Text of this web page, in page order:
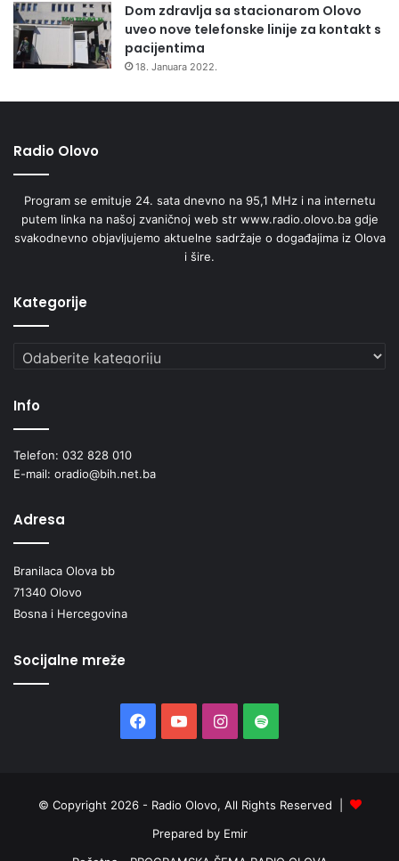
Dom zdravlja sa stacionarom Olovo
uveo nove telefonske linije za kontakt s
pacijentima
18. Januara 2022.
Radio Olovo
Program se emituje 24. sata dnevno na 95,1 MHz i na internetu
putem linka na našoj zvaničnoj web str www.radio.olovo.ba gdje
svakodnevno objavljujemo aktuelne sadržaje o događajima iz Olova
i šire.
Kategorije
Kategorije
Info
Telefon: 032 828 010
E-mail: oradio@bih.net.ba
Adresa
Branilaca Olova bb
71340 Olovo
Bosna i Hercegovina
Socijalne mreže
Facebook
YouTubeInstagram
Spotify
© Copyright 2026 - Radio Olovo, All Rights Reserved |
Prepared by Emir